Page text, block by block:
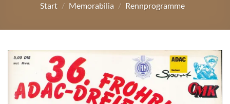
Start / Memorabilia / Rennprogramme